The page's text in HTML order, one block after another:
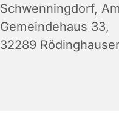
Schwenningdorf,
Gemeindehaus 33,
32289